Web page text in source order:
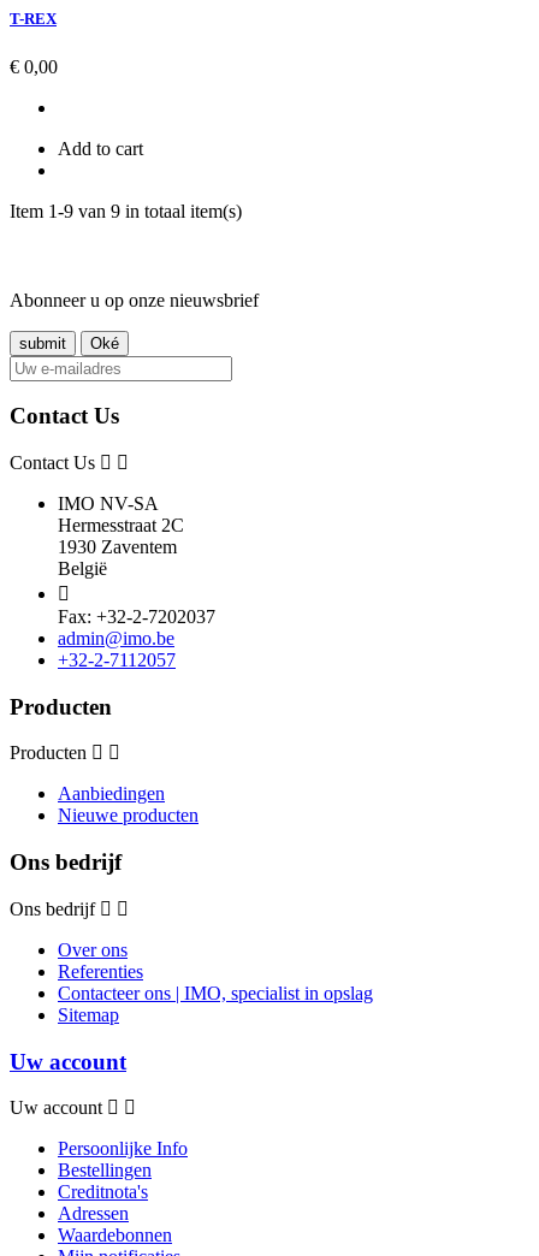
T-REX
Prijs
€ 0,00
Add to cart
Item 1-9 van 9 in totaal item(s)
Abonneer u op onze nieuwsbrief
Contact Us
Contact Us
IMO NV-SA
Hermesstraat 2C
1930 Zaventem
België

Fax: +32-2-7202037
admin@imo.be
+32-2-7112057
Producten
Producten
Aanbiedingen
Nieuwe producten
Ons bedrijf
Ons bedrijf
Over ons
Referenties
Contacteer ons | IMO, specialist in opslag
Sitemap
Uw account
Uw account
Persoonlijke Info
Bestellingen
Creditnota's
Adressen
Waardebonnen